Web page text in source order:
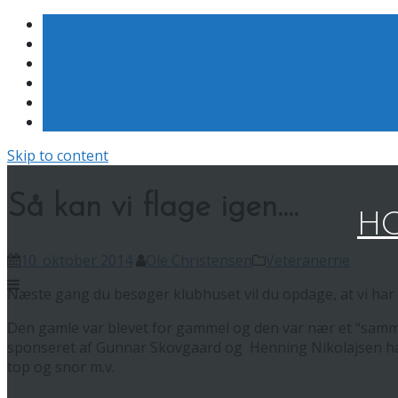
Skip to content
Den gamle var blevet for gammel og den var nær et
sponseret af Gunnar Skovgaard og Henning